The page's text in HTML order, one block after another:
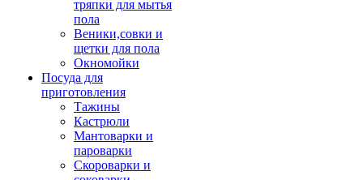
тряпки для мытья
пола
Веники,совки и
щетки для пола
Окномойки
Посуда для
приготовления
Тажины
Кастрюли
Мантоварки и
пароварки
Скороварки и